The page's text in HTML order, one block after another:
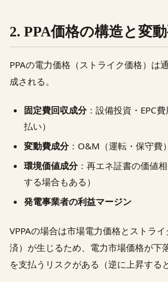
2. PPA価格の構造と変
PPAの電力価格（ストライク価格）は
成される。
固定費回収成分：設備投資・EPC
払い）
変動費成分：O&M（運転・保守費
環境価値成分：再エネ証書の価値
する場合もある）
発電事業者の利益マージン
VPPAの場合は市場電力価格とストラ
済）が生じるため、電力市場価格が下
を支払うリスクがある（逆に上昇する